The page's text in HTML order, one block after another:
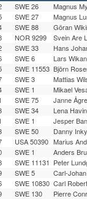
SWE 26 Magnus
SWE 27 Magnus
SWE 88 Göran
NOR 9299 Svein Are
SWE 33 Hans
SWE 6 Lars
SWE 11553 Björn
SWE 3 Mattias
SWE 1 Mikael
SWE 75 Janne
SWE 34 Lena
SWE 1 Jesper
SWE 50 Danny
USA 50390 Marius
SWE 1 Anders
SWE 11131 Peter
SWE 5 Carl-
SWE 10830 Carl
SWE 130 Pierre